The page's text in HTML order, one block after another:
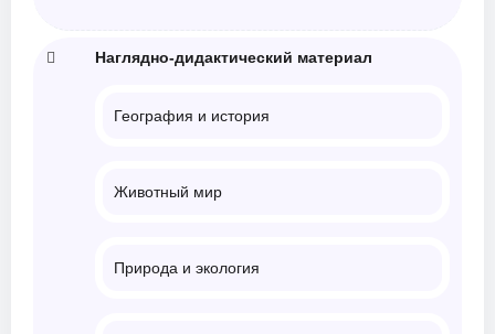
Наглядно-дидактический материал
География и история
Животный мир
Природа и экология